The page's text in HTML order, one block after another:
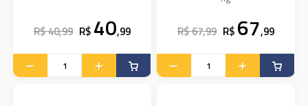
R$ 40,99 R$ 40,99 R$ 67,99 R$ 67,99